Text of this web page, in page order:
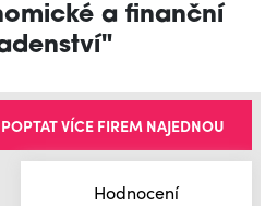
a finanční
Hodnocení
POPTAT VÍCE FIREM NAJEDNOU